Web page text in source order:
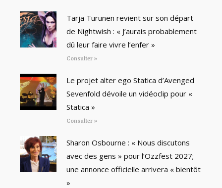
Tarja Turunen revient sur son départ
de Nightwish : « J’aurais probablement
dû leur faire vivre l’enfer »
Consulter »
Le projet alter ego Statica d’Avenged
Sevenfold dévoile un vidéoclip pour «
Statica »
Consulter »
Sharon Osbourne : « Nous discutons
avec des gens » pour l’Ozzfest 2027;
une annonce officielle arrivera « bientôt
»